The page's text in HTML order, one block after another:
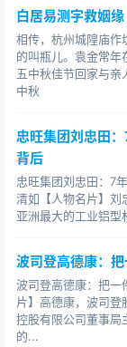
象。可是包玉刚
银行家，对于银
银行，而香港最
四大势力操纵的
集团。汇丰银行
是由它发行，
是难以估量！
士，凭着一口流
很快就赢得了桑
经营方式和收入
白居易测字救姻缘
相传，杭州城隍庙作
的叫瓶儿。袁金常年
五中秋佳节回家与亲
中秋
忠旺集团刘忠田
背后
忠旺集团刘忠田：7
清如【人物名片】刘
亚洲最大的工业铝型
波司登高德康：
波司登高德康：把一
片】高德康，波司登
控股有限公司董事局
的...